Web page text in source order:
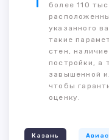
более 110
указанного
такие
стен,
постройки, а
завышенной
чтобы
оценку.
Казань